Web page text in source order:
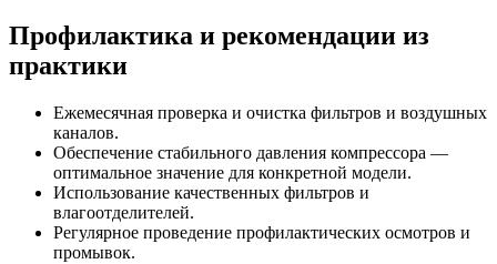
Профилактика и рекомендации из
практики
Ежемесячная проверка и очистка фильтров и воздушных
каналов.
Обеспечение стабильного давления компрессора —
оптимальное значение для конкретной модели.
Использование качественных фильтров и
влагоотделителей.
Регулярное проведение профилактических осмотров и
промывок.